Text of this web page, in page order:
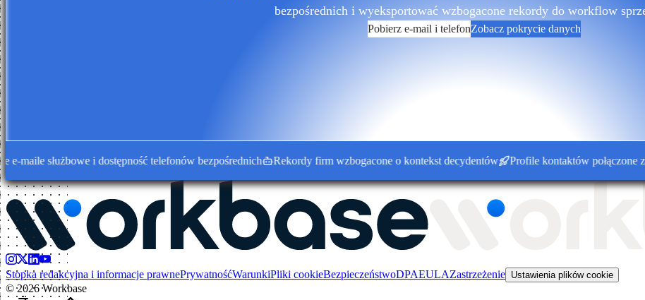
bezpośrednich i wyeksportować wzbogacone rekordy do workflow
Pobierz e-mail i telefonZobacz pokrycie danych
służbowe i dostępność telefonów bezpośrednich Rekordy firm wzbogacone o kontekst decydentów Profile kontaktów połączone z
Stopka redakcyjna i informacje prawnePrywatnośćWarunkiPliki cookieBezpieczeństwoDPAEULAZastrzeżenie Ustawienia plików cookie
©2026 Workbase